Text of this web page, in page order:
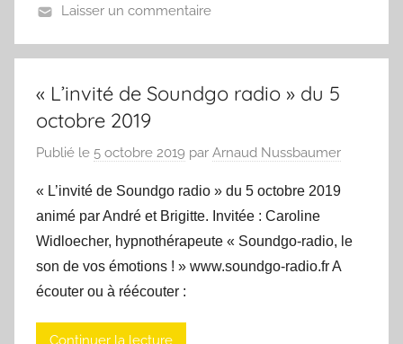
Laisser un commentaire
« L’invité de Soundgo radio » du 5
octobre 2019
Publié le 5 octobre 2019 par Arnaud Nussbaumer
« L’invité de Soundgo radio » du 5 octobre 2019
animé par André et Brigitte. Invitée : Caroline
Widloecher, hypnothérapeute « Soundgo-radio, le
son de vos émotions ! » www.soundgo-radio.fr A
écouter ou à réécouter :
Continuer la lecture